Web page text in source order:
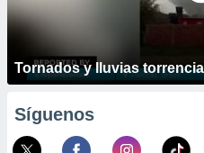
Tornados y lluvias
Síguenos